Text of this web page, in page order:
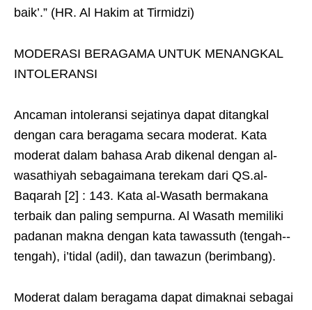
baik’.” (HR. Al Hakim at Tirmidzi)
MODERASI BERAGAMA UNTUK MENANGKAL
INTOLERANSI
Ancaman intoleransi sejatinya dapat ditangkal
dengan cara beragama secara moderat. Kata
moderat dalam bahasa Arab dikenal dengan al-
wasathiyah sebagaimana terekam dari QS.al-
Baqarah [2] : 143. Kata al-Wasath bermakana
terbaik dan paling sempurna. Al Wasath memiliki
padanan makna dengan kata tawassuth (tengah-­
tengah), i’tidal (adil), dan tawazun (berimbang).
Moderat dalam beragama dapat dimaknai sebagai